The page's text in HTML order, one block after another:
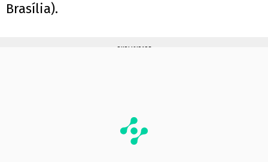
Brasília).
PUBLICIDADE